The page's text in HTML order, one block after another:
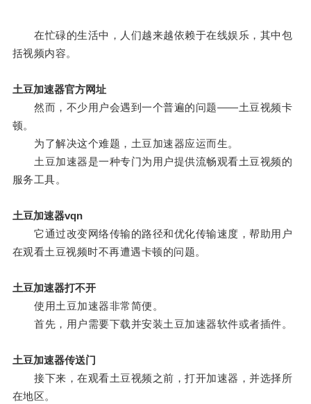
在忙碌的生活中，人们越来越依赖于在线娱乐，其中包
括视频内容。
土豆加速器官方网址
然而，不少用户会遇到一个普遍的问题——土豆视频卡
顿。
为了解决这个难题，土豆加速器应运而生。
土豆加速器是一种专门为用户提供流畅观看土豆视频的
服务工具。
土豆加速器vqn
它通过改变网络传输的路径和优化传输速度，帮助用户
在观看土豆视频时不再遭遇卡顿的问题。
土豆加速器打不开
使用土豆加速器非常简便。
首先，用户需要下载并安装土豆加速器软件或者插件。
土豆加速器传送门
接下来，在观看土豆视频之前，打开加速器，并选择所
在地区。